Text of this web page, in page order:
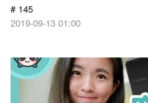
# 145
2019-09-13 01:00